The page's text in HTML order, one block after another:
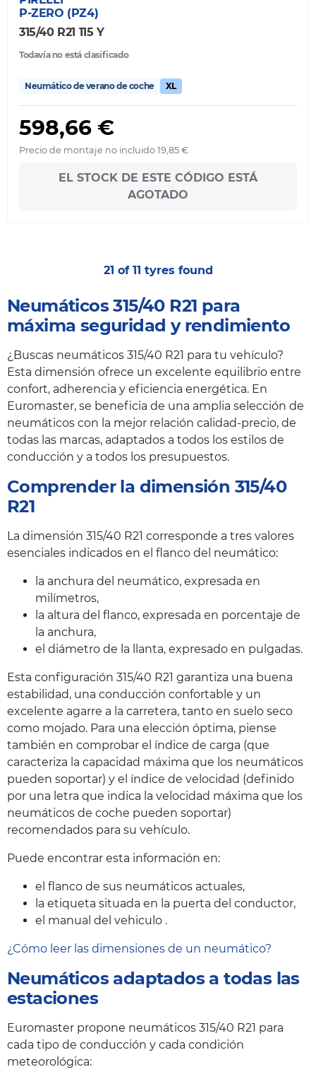
P-ZERO (PZ4)
315/40 R21 115 Y
Todavía no está clasificado
Neumático de verano de coche XL
598,66 €
Precio de montaje no incluido 19,85 €
EL STOCK DE ESTE CÓDIGO ESTÁ
AGOTADO
21 of 11 tyres found
Neumáticos 315/40 R21 para
máxima seguridad y rendimiento
¿Buscas neumáticos 315/40 R21 para tu vehículo?
Esta dimensión ofrece un excelente equilibrio entre
confort, adherencia y eficiencia energética. En
Euromaster, se beneficia de una amplia selección de
neumáticos con la mejor relación calidad-precio, de
todas las marcas, adaptados a todos los estilos de
conducción y a todos los presupuestos.
Comprender la dimensión 315/40
R21
La dimensión 315/40 R21 corresponde a tres valores
esenciales indicados en el flanco del neumático:
la anchura del neumático, expresada en
milímetros,
la altura del flanco, expresada en porcentaje de
la anchura,
el diámetro de la llanta, expresado en pulgadas.
Esta configuración 315/40 R21 garantiza una buena
estabilidad, una conducción confortable y un
excelente agarre a la carretera, tanto en suelo seco
como mojado. Para una elección óptima, piense
también en comprobar el índice de carga (que
caracteriza la capacidad máxima que los neumáticos
pueden soportar) y el índice de velocidad (definido
por una letra que indica la velocidad máxima que los
neumáticos de coche pueden soportar)
recomendados para su vehículo.
Puede encontrar esta información en:
el flanco de sus neumáticos actuales,
la etiqueta situada en la puerta del conductor,
el manual del vehiculo .
¿Cómo leer las dimensiones de un neumático?
Neumáticos adaptados a todas las
estaciones
Euromaster propone neumáticos 315/40 R21 para
cada tipo de conducción y cada condición
meteorológica: